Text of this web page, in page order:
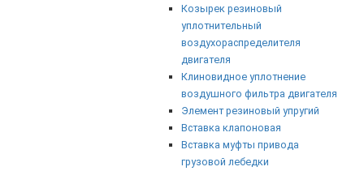
Козырек резиновый
уплотнительный
воздухораспределителя
двигателя
Клиновидное уплотнение
воздушного фильтра двигателя
Элемент резиновый упругий
Вставка клапоновая
Вставка муфты привода
грузовой лебедки